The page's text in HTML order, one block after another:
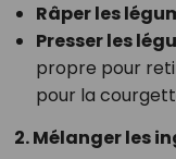
Râper les
Presser les
propre pour
pour la
2. Mélanger les